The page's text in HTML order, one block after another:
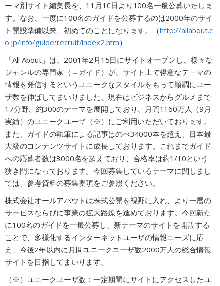
広告商品のご案内
ソーシャルアカウント
閉じる
ーマ別サイト編集長を、11月10日より100名一般公募いたしま
す。なお、一度に100名のガイドを公募するのは2000年のサイ
ト開設準備以来、初めてのことになります。（http://allabout.c
o.jp/info/guide/recruit/index2.htm）
「All About」は、2001年2月15日にサイトオープンし、様々な
ジャンルの専門家（＝ガイド）が、サイト上で得意なテーマの
情報を発信するというユニークなスタイルをもって順調にユー
ザ数を伸ばしてまいりました。現在はビジネスからグルメまで
17分野、約300のテーマを展開しており、月間1160万人（9月
実績）のユニークユーザ（※）にご利用いただいております。
また、ガイドの執筆による記事はのべ34000本を超え、日本最
大級のコンテンツサイトに成長しております。これまでガイド
への応募者数は3000名を超えており、合格率は約1/10という
狭き門になっております。今回募集しているテーマに関しまし
ては、参考資料の募集要項をご参照ください。
株式会社オールアバウトは株式公開を視野に入れ、より一層の
サービスならびに事業の拡大路線を進めております。今回新た
に100名のガイドを一般公募し、新テーマのサイトを開設する
ことで、多様化するインターネットユーザの情報ニーズに応
え、今後2年以内に月間ユニークユーザ数2000万人の総合情報
サイトを目指してまいります。
（※）ユニークユーザ数：一定期間にサイトにアクセスしたユ